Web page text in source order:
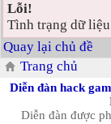
Lỗi!
Tình trạng dữ liệu
Quay lại chủ đề
Trang chủ
Diễn đàn hack
Diễn đàn được